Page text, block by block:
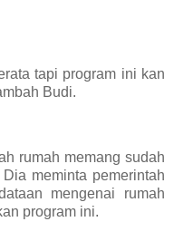
tapi program ini kan
Budi.
rumah memang sudah
meminta pemerintah
mengenai rumah
program ini.